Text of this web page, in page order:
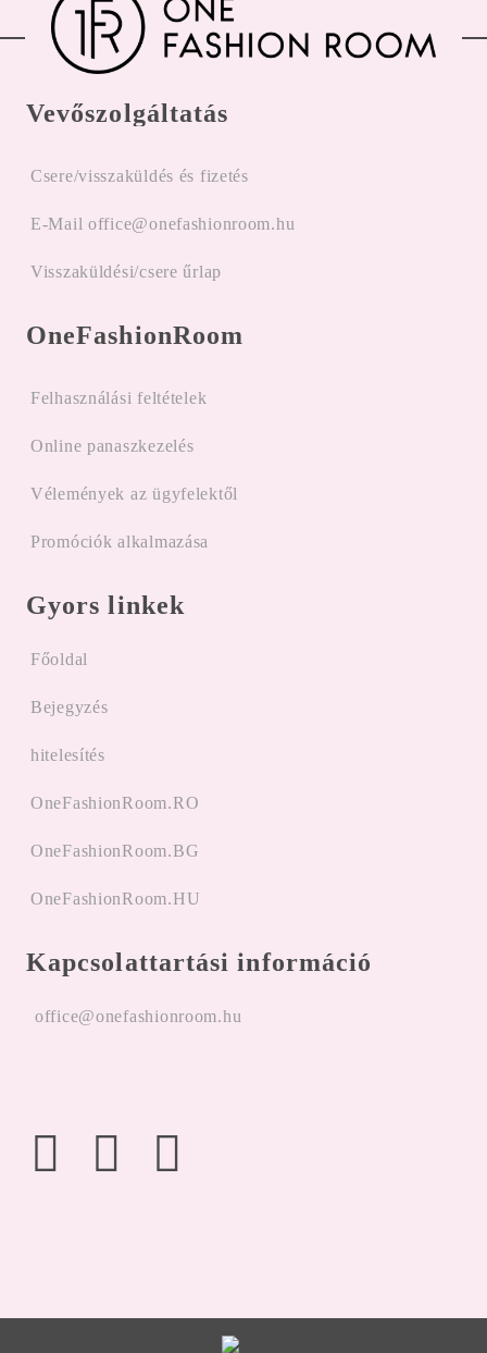
Vevőszolgáltatás
Csere/visszaküldés és fizetés
E-Mail office@onefashionroom.hu
Visszaküldési/csere űrlap
OneFashionRoom
Felhasználási feltételek
Online panaszkezelés
Vélemények az ügyfelektől
Promóciók alkalmazása
Gyors linkek
Főoldal
Bejegyzés
hitelesítés
OneFashionRoom.RO
OneFashionRoom.BG
OneFashionRoom.HU
Kapcsolattartási információ
office@onefashionroom.hu